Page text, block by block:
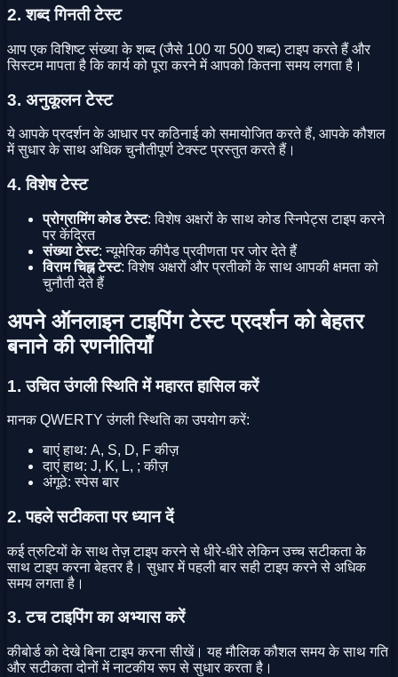
2. शब्द गिनती टेस्ट
आप एक विशिष्ट संख्या के शब्द (जैसे 100 या 500 शब्द) टाइप करते हैं और
सिस्टम मापता है कि कार्य को पूरा करने में आपको कितना समय लगता है।
3. अनुकूलन टेस्ट
ये आपके प्रदर्शन के आधार पर कठिनाई को समायोजित करते हैं, आपके कौशल
में सुधार के साथ अधिक चुनौतीपूर्ण टेक्स्ट प्रस्तुत करते हैं।
4. विशेष टेस्ट
प्रोग्रामिंग कोड टेस्ट: विशेष अक्षरों के साथ कोड स्निपेट्स टाइप करने
पर केंद्रित
संख्या टेस्ट: न्यूमेरिक कीपैड प्रवीणता पर जोर देते हैं
विराम चिह्न टेस्ट: विशेष अक्षरों और प्रतीकों के साथ आपकी क्षमता को
चुनौती देते हैं
अपने ऑनलाइन टाइपिंग टेस्ट प्रदर्शन को बेहतर
बनाने की रणनीतियाँ
1. उचित उंगली स्थिति में महारत हासिल करें
मानक QWERTY उंगली स्थिति का उपयोग करें:
बाएं हाथ: A, S, D, F कीज़
दाएं हाथ: J, K, L, ; कीज़
अंगूठे: स्पेस बार
2. पहले सटीकता पर ध्यान दें
कई त्रुटियों के साथ तेज़ टाइप करने से धीरे-धीरे लेकिन उच्च सटीकता के
साथ टाइप करना बेहतर है। सुधार में पहली बार सही टाइप करने से अधिक
समय लगता है।
3. टच टाइपिंग का अभ्यास करें
कीबोर्ड को देखे बिना टाइप करना सीखें। यह मौलिक कौशल समय के साथ गति
और सटीकता दोनों में नाटकीय रूप से सुधार करता है।